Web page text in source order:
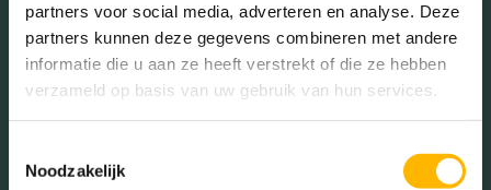
partners voor social media, adverteren en analyse. Deze
partners kunnen deze gegevens combineren met andere
informatie die u aan ze heeft verstrekt of die ze hebben
verzameld op basis van uw gebruik van hun services.
Noodzakelijk
Gezinnen met kinderen
Met kinderen (36.02%)
Zonder kinderen (23.66%)